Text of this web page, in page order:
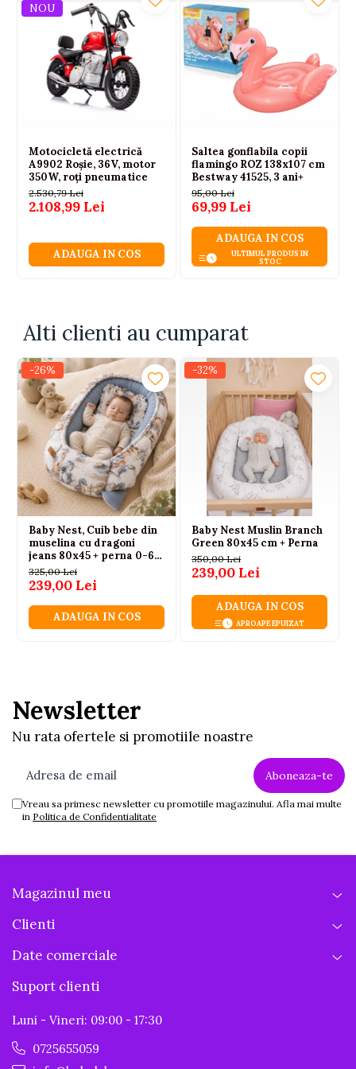
NOU
Motocicletă electrică
A9902 Roșie, 36V, motor
350W, roți pneumatice
2.530,79 Lei
2.108,99 Lei
ADAUGA IN COS
Saltea gonflabila copii
flamingo ROZ 138x107 cm
Bestway 41525, 3 ani+
95,00 Lei
69,99 Lei
ADAUGA IN COS
ULTIMUL PRODUS IN
STOC
Alti clienti au cumparat
-26%
Baby Nest, Cuib bebe din
muselina cu dragoni
jeans 80x45 + perna 0-6
luni
325,00 Lei
239,00 Lei
ADAUGA IN COS
-32%
Baby Nest Muslin Branch
Green 80x45 cm + Perna
350,00 Lei
239,00 Lei
ADAUGA IN COS
APROAPE EPUIZAT
Newsletter
Nu rata ofertele si promotiile noastre
Vreau sa primesc newsletter cu promotiile magazinului. Afla mai multe
in Politica de Confidentialitate
Magazinul meu
Clienti
Date comerciale
Suport clienti
Luni - Vineri: 09:00 - 17:30
0725655059